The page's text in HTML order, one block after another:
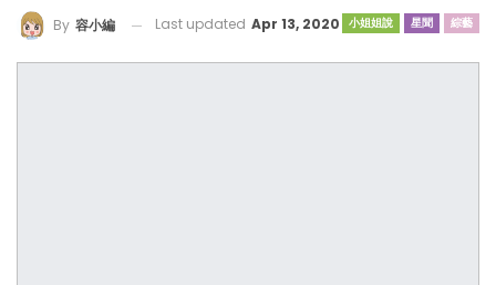
小姐姐說 星聞 綜藝
By 容小編 Last updated Apr 13, 2020